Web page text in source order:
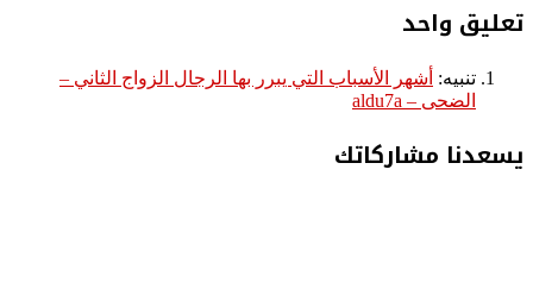
تعليق واحد
تنبيه: أشهر الأسباب التي يبرر بها الرجال الزواج الثاني –
الضحى – aldu7a
يسعدنا مشاركاتك